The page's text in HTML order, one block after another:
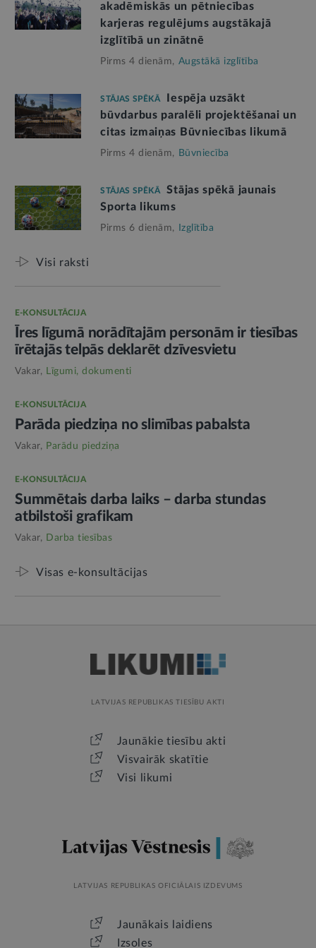
akadēmiskās un pētniecības
karjeras regulējums augstākajā
izglītībā un zinātnē
Pirms 4 dienām, Augstākā izglītība
STĀJAS SPĒKĀ
Iespēja uzsākt
būvdarbus paralēli projektēšanai un
citas izmaiņas Būvniecības likumā
Pirms 4 dienām, Būvniecība
STĀJAS SPĒKĀ
Stājas spēkā jaunais
Sporta likums
Pirms 6 dienām, Izglītība
Visi raksti
E-KONSULTĀCIJA
Īres līgumā norādītajām personām ir tiesības
īrētajās telpās deklarēt dzīvesvietu
Vakar, Līgumi, dokumenti
E-KONSULTĀCIJA
Parāda piedziņa no slimības pabalsta
Vakar, Parādu piedziņa
E-KONSULTĀCIJA
Summētais darba laiks – darba stundas
atbilstoši grafikam
Vakar, Darba tiesības
Visas e-konsultācijas
LATVIJAS REPUBLIKAS TIESĪBU AKTI
Jaunākie tiesību akti
Visvairāk skatītie
Visi likumi
LATVIJAS REPUBLIKAS OFICIĀLAIS IZDEVUMS
Jaunākais laidiens
Izsoles